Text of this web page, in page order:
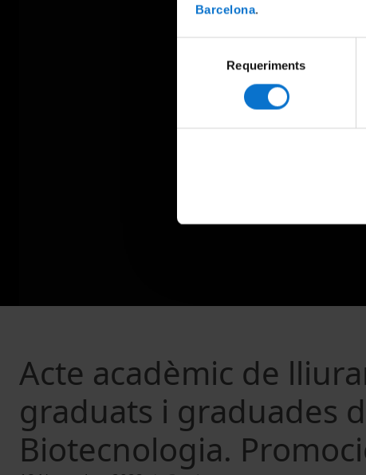
Barcelona.
consentiment
Requeriments
Acte acadèmic de
graduats i graduades
Biotecnologia.